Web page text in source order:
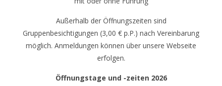
Außerhalb der Öffnungszeiten sind
Gruppenbesichtigungen (3,00 € p.P.) nach Vereinbarung
möglich. Anmeldungen können über unsere Webseite
erfolgen.
Öffnungstage und -zeiten 2026